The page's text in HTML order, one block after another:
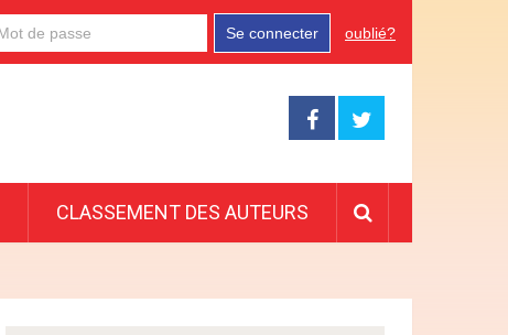
Se connecter oublié?
CLASSEMENT DES AUTEURS